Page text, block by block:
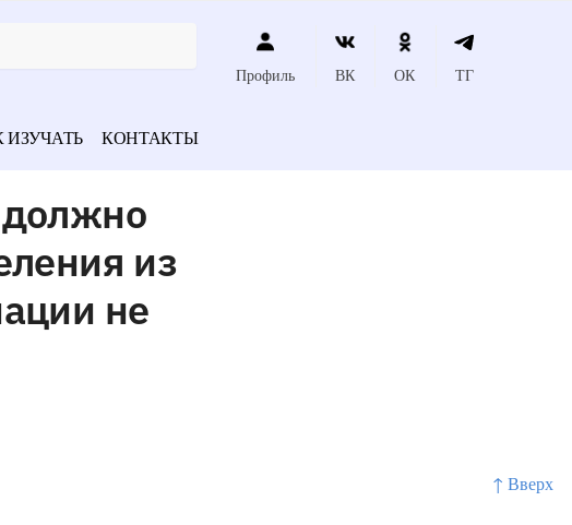
↑ Вверх
Профиль ВК ОК ТГ
ИЗУЧАТЬ КОНТАКТЫ
должно
из
не